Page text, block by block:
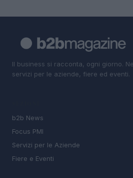
Il business si racconta, ogni giorno.
servizi per le aziende, fiere ed eventi.
b2b News
Focus PMI
Servizi per le Aziende
Fiere e Eventi